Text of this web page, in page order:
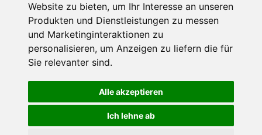
Website zu bieten, um Ihr Interesse an unseren
Produkten und Dienstleistungen zu messen
und Marketinginteraktionen zu
personalisieren, um Anzeigen zu liefern die für
Sie relevanter sind.
Alle akzeptieren
Ich lehne ab
Impressum
Datenschutz
Nutzungsbedingungen
Portale
FAQ Newsletter Mediadaten
©2026 Schneemenschen GmbH